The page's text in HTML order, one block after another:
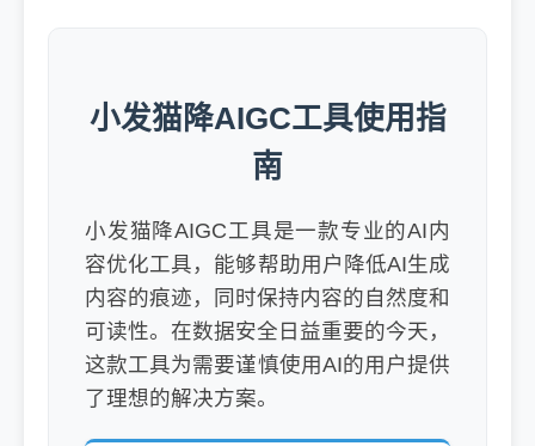
小发猫降AIGC工具使用指
南
小发猫降AIGC工具是一款专业的AI内
容优化工具，能够帮助用户降低AI生成
内容的痕迹，同时保持内容的自然度和
可读性。在数据安全日益重要的今天，
这款工具为需要谨慎使用AI的用户提供
了理想的解决方案。